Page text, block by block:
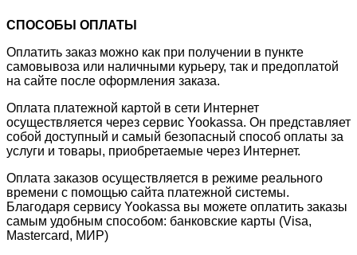
СПОСОБЫ ОПЛАТЫ
Оплатить заказ можно как при получении в пункте
самовывоза или наличными курьеру, так и предоплатой
на сайте после оформления заказа.
Оплата платежной картой в сети Интернет
осуществляется через сервис Yookassa. Он представляет
собой доступный и самый безопасный способ оплаты за
услуги и товары, приобретаемые через Интернет.
Оплата заказов осуществляется в режиме реального
времени с помощью сайта платежной системы.
Благодаря сервису Yookassa вы можете оплатить заказы
самым удобным способом: банковские карты (Visa,
Mastercard, МИР)